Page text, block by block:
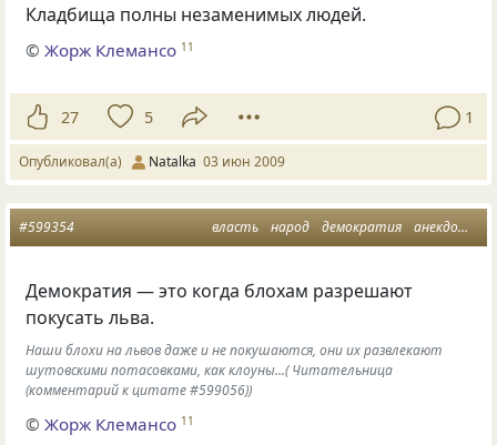
Кладбища полны незаменимых людей.
©Жорж Клемансо 11
27 5 1
Опубликовал(а) Natalka 03 июн 2009
власть народ демократия анекдоты
#599354
Демократия — это когда блохам разрешают
покусать льва.
Наши блохи на львов даже и не покушаются, они их развлекают
шутовскими потасовками, как клоуны...( Читательница
(комментарий к цитате #599056))
©Жорж Клемансо 11